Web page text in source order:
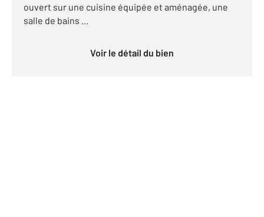
ouvert sur une cuisine équipée et aménagée, une
salle de bains ...
Voir le détail du bien